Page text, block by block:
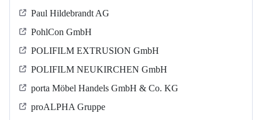
Paul Hildebrandt AG
PohlCon GmbH
POLIFILM EXTRUSION GmbH
POLIFILM NEUKIRCHEN GmbH
porta Möbel Handels GmbH & Co. KG
proALPHA Gruppe